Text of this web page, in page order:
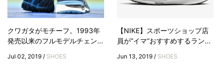
クワガタがモチーフ。1993年
発売以来のフルモデルチェン...
Jul 02, 2019 / SHOES
【NIKE】スポーツショップ店
員が”イマ”おすすめするラン...
Jun 13, 2019 / SHOES